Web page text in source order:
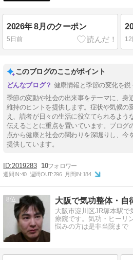
2026年 8月のクーポン
5日前 12
このブログのここがポイント
健康情報と季節の変化を鋭
季節の変動や社会の出来事をテーマに、身
維持のヒントを提供します。症状や気候の
え、読者が日々の生活に役立てられるよう
伝えることに重点を置いています。ブログ
点から健康と社会の関わりを深堀りし、今
提供しています。
2019283 10
週間IN:40 週間OUT:296 月間IN:184
8
大阪市淀川区JR塚本駅で
療院です。気功・ヒーリ
悩みの方は是非当院まで